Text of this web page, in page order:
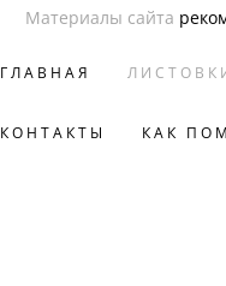
Материалы сайта
ГЛАВНАЯ
КОНТАКТЫ КАК